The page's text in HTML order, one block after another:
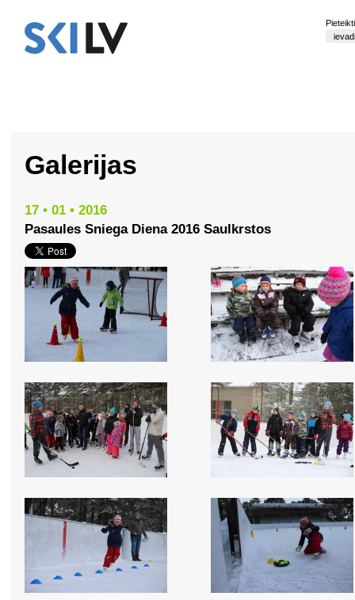
Galerijas
17 • 01 • 2016
Pasaules Sniega Diena 2016 Saulkrstos